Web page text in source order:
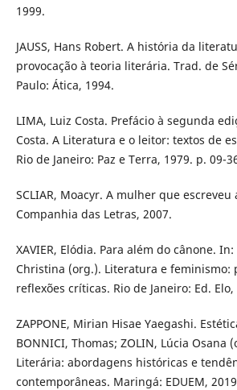
1999.
JAUSS, Hans Robert. A história da
provocação à teoria literária. Trad. de
Paulo: Ática, 1994.
LIMA, Luiz Costa. Prefácio à segunda
Costa. A Literatura e o leitor: textos de
Rio de Janeiro: Paz e Terra, 1979. p. 09-
SCLIAR, Moacyr. A mulher que escreveu
Companhia das Letras, 2007.
XAVIER, Elódia. Para além do cânone. In:
Christina (org.). Literatura e feminismo:
reflexões críticas. Rio de Janeiro: Ed.
ZAPPONE, Mirian Hisae Yaegashi.
BONNICI, Thomas; ZOLIN, Lúcia Osana
Literária: abordagens históricas e
contemporâneas. Maringá: EDUEM,